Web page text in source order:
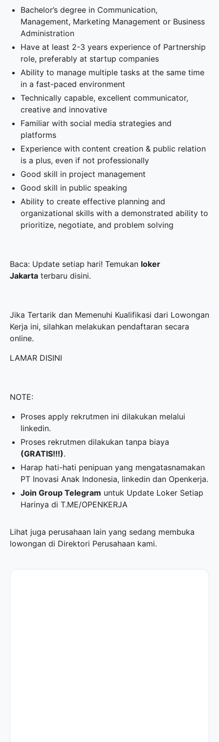
Bachelor’s degree in Communication,
Management, Marketing Management or Business
Administration
Have at least 2-3 years experience of Partnership
role, preferably at startup companies
Ability to manage multiple tasks at the same time
in a fast-paced environment
Technically capable, excellent communicator,
creative and innovative
Familiar with social media strategies and
platforms
Experience with content creation & public relation
is a plus, even if not professionally
Good skill in project management
Good skill in public speaking
Ability to create effective planning and
organizational skills with a demonstrated ability to
prioritize, negotiate, and problem solving
Baca: Update setiap hari! Temukan loker
Jakarta terbaru disini.
Jika Tertarik dan Memenuhi Kualifikasi dari Lowongan
Kerja ini, silahkan melakukan pendaftaran secara
online.
LAMAR DISINI
NOTE:
Proses apply rekrutmen ini dilakukan melalui
linkedin.
Proses rekrutmen dilakukan tanpa biaya
(GRATIS!!!).
Harap hati-hati penipuan yang mengatasnamakan
PT Inovasi Anak Indonesia, linkedin dan Openkerja.
Join Group Telegram untuk Update Loker Setiap
Harinya diT.ME/OPENKERJA
Lihat juga perusahaan lain yang sedang membuka
lowongan di Direktori Perusahaan kami.